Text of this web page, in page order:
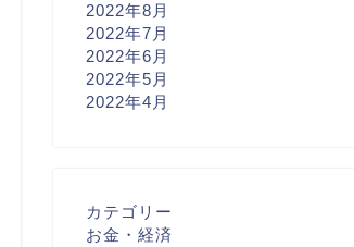
2022年8月
2022年7月
2022年6月
2022年5月
2022年4月
カテゴリー
お金・経済